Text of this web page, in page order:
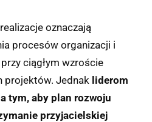
oznaczają
procesów organizacji i
ciągłym wzroście
projektów. Jednak liderom
tym, aby plan rozwoju
przyjacielskiej